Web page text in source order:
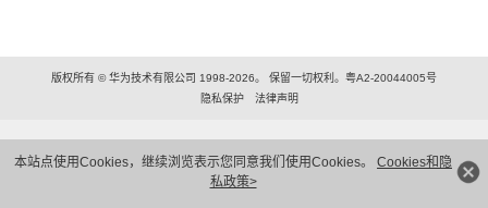
本站点使用Cookies，继续浏览表示您同意我们使用Cookies。 Cookies和隐
私政策>
版权所有 © 华为技术有限公司 1998-2026。 保留一切权利。粤A2-20044005号
隐私保护
法律声明